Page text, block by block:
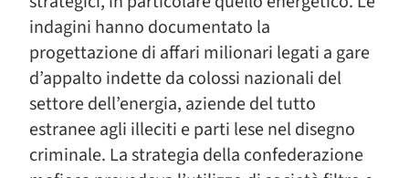
indagini hanno documentato la
progettazione di affari milionari legati a gare
d’appalto indette da colossi nazionali del
settore dell’energia, aziende del tutto
estranee agli illeciti e parti lese nel disegno
criminale. La strategia della confederazione